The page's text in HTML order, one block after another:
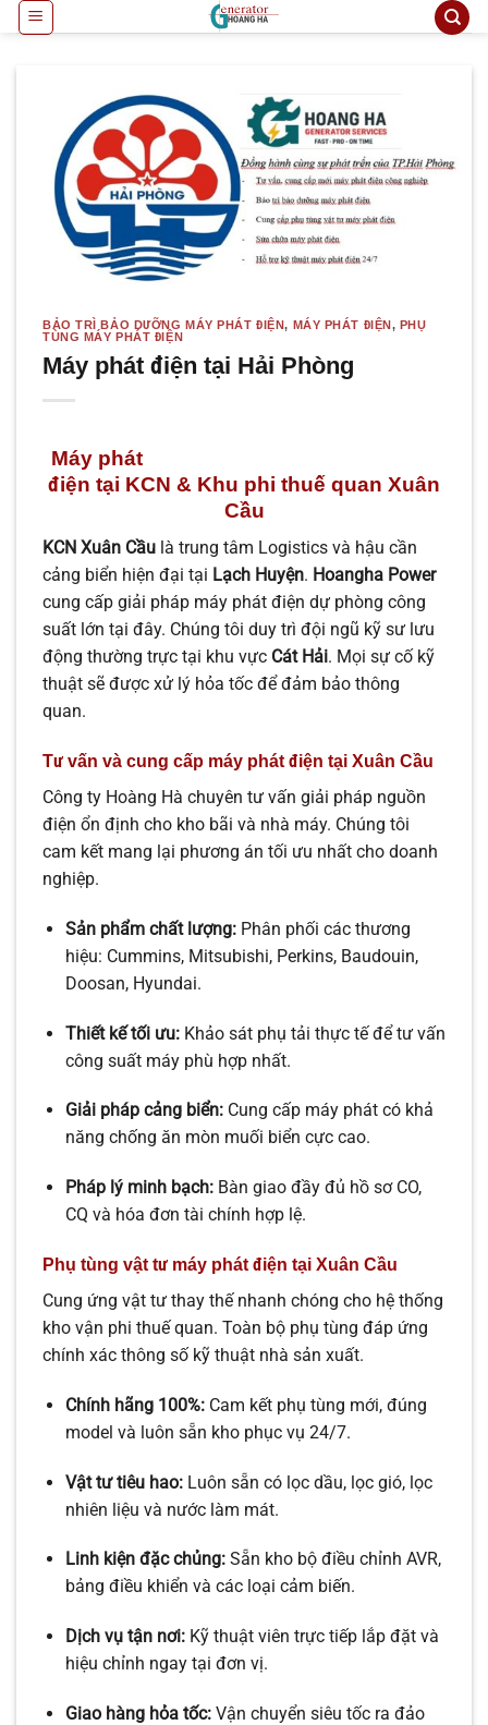
qua
BẢO TRÌ BẢO DƯỠNG MÁY PHÁT ĐIỆN, MÁY PHÁT ĐIỆN, PHỤ
TÙNG MÁY PHÁT ĐIỆN
Máy phát điện tại Hải Phòng
Máy phát
điện tại KCN & Khu phi thuế quan Xuân
Cầu
KCN Xuân Cầu là trung tâm Logistics và hậu cần
cảng biển hiện đại tại Lạch Huyện. Hoangha Power
cung cấp giải pháp máy phát điện dự phòng công
suất lớn tại đây. Chúng tôi duy trì đội ngũ kỹ sư lưu
động thường trực tại khu vực Cát Hải. Mọi sự cố kỹ
thuật sẽ được xử lý hỏa tốc để đảm bảo thông
quan.
Tư vấn và cung cấp máy phát điện tại Xuân Cầu
Công ty Hoàng Hà chuyên tư vấn giải pháp nguồn
điện ổn định cho kho bãi và nhà máy. Chúng tôi
cam kết mang lại phương án tối ưu nhất cho doanh
nghiệp.
Sản phẩm chất lượng:Phân phối các thương
hiệu: Cummins, Mitsubishi, Perkins, Baudouin,
Doosan, Hyundai.
Thiết kế tối ưu:Khảo sát phụ tải thực tế để tư vấn
công suất máy phù hợp nhất.
Giải pháp cảng biển:Cung cấp máy phát có khả
năng chống ăn mòn muối biển cực cao.
Pháp lý minh bạch:Bàn giao đầy đủ hồ sơ CO,
CQ và hóa đơn tài chính hợp lệ.
Phụ tùng vật tư máy phát điện tại Xuân Cầu
Cung ứng vật tư thay thế nhanh chóng cho hệ thống
kho vận phi thuế quan. Toàn bộ phụ tùng đáp ứng
chính xác thông số kỹ thuật nhà sản xuất.
Chính hãng 100%:Cam kết phụ tùng mới, đúng
model và luôn sẵn kho phục vụ 24/7.
Vật tư tiêu hao:Luôn sẵn có lọc dầu, lọc gió, lọc
nhiên liệu và nước làm mát.
Linh kiện đặc chủng:Sẵn kho bộ điều chỉnh AVR,
bảng điều khiển và các loại cảm biến.
Dịch vụ tận nơi:Kỹ thuật viên trực tiếp lắp đặt và
hiệu chỉnh ngay tại đơn vị.
Giao hàng hỏa tốc:Vận chuyển siêu tốc ra đảo